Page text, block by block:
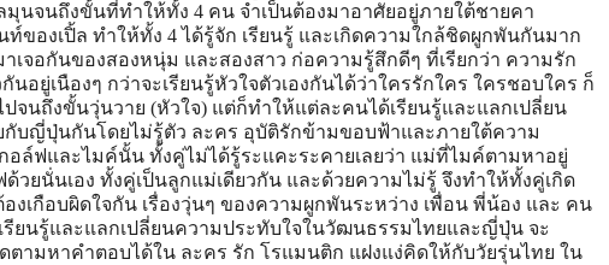
นจนถึงขั้นที่ทำให้ทั้ง 4 คน จำเป็นต้องมาอาศัยอยู่ภายใต้ชายคา
ของเปิ้ล ทำให้ทั้ง 4 ได้รู้จัก เรียนรู้ และเกิดความใกล้ชิดผูกพันกันมาก
จอกันของสองหนุ่ม และสองสาว ก่อความรู้สึกดีๆ ที่เรียกว่า ความรัก
นอยู่เนืองๆ กว่าจะเรียนรู้หัวใจตัวเองกันได้ว่าใครรักใคร ใครชอบใคร ก็
จนถึงขั้นวุ่นวาย (หัวใจ) แต่ก็ทำให้แต่ละคนได้เรียนรู้และแลกเปลี่ยน
บญี่ปุ่นกันโดยไม่รู้ตัว ละคร อุบัติรักข้ามขอบฟ้าและภายใต้ความ
ล์ฟและไมค์นั้น ทั้งคู่ไม่ได้รู้ระแคะระคายเลยว่า แม่ที่ไมค์ตามหาอยู่
วยนั่นเอง ทั้งคู่เป็นลูกแม่เดียวกัน และด้วยความไม่รู้ จึงทำให้ทั้งคู่เกิด
เกือบผิดใจกัน เรื่องวุ่นๆ ของความผูกพันระหว่าง เพื่อน พี่น้อง และ คน
ยนรู้และแลกเปลี่ยนความประทับใจในวัฒนธรรมไทยและญี่ปุ่น จะ
ตามหาคำตอบได้ใน ละคร รัก โรแมนติก แฝงแง่คิดให้กับวัยรุ่นไทย ใน